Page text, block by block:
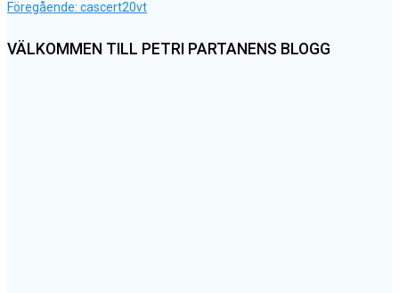
Inläggsnavigering
Föregående: Föregående
cascert20vt
VÄLKOMMEN TILL PETRI PARTANENS BLOGG